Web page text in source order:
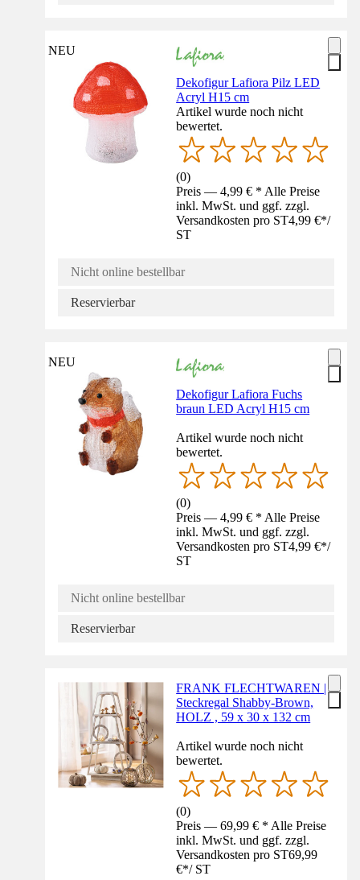
NEU
Dekofigur Lafiora Pilz LED
Acryl H15 cm
Artikel wurde noch nicht
bewertet.
(0)
Preis — 4,99 € * Alle Preise
inkl. MwSt. und ggf. zzgl.
Versandkosten pro ST4,99 €*/
ST
Nicht online bestellbar
Reservierbar
NEU
Dekofigur Lafiora Fuchs
braun LED Acryl H15 cm
Artikel wurde noch nicht
bewertet.
(0)
Preis — 4,99 € * Alle Preise
inkl. MwSt. und ggf. zzgl.
Versandkosten pro ST4,99 €*/
ST
Nicht online bestellbar
Reservierbar
FRANK FLECHTWAREN |
Steckregal Shabby-Brown,
HOLZ , 59 x 30 x 132 cm
Artikel wurde noch nicht
bewertet.
(0)
Preis — 69,99 € * Alle Preise
inkl. MwSt. und ggf. zzgl.
Versandkosten pro ST69,99
€*/ ST